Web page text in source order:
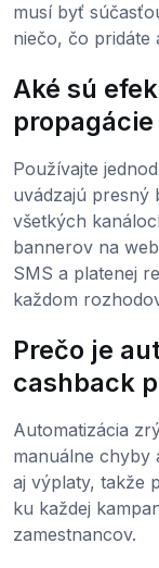
musí byť
niečo, čo pridáte
Aké sú
Používajte
uvádzajú presný
všetkých
bannerov na
SMS a platenej
každom
Prečo je
cashback
Automatizácia
manuálne chyby
aj výplaty, takže
ku každej
zamestnancov.